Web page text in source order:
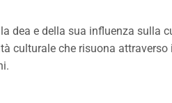
dea e della sua influenza sulla
culturale che risuona attraverso